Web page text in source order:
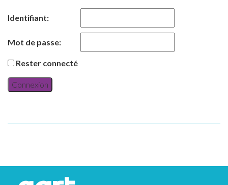
Identifiant:
Mot de passe:
Rester connecté
Connexion